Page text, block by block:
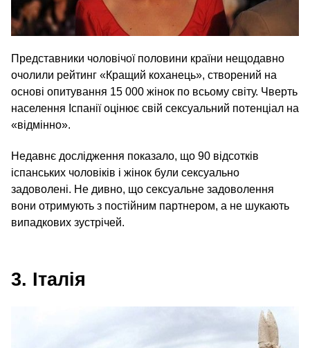
Представники чоловічої половини країни нещодавно
очолили рейтинг «Кращий коханець», створений на
основі опитування 15 000 жінок по всьому світу. Чверть
населення Іспанії оцінює свій сексуальний потенціал на
«відмінно».
Недавнє дослідження показало, що 90 відсотків
іспанських чоловіків і жінок були сексуально
задоволені. Не дивно, що сексуальне задоволення
вони отримують з постійним партнером, а не шукають
випадкових зустрічей.
3. Італія